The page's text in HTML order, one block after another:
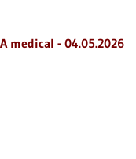
medical - 04.05.2026